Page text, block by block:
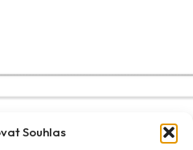
Souhlas